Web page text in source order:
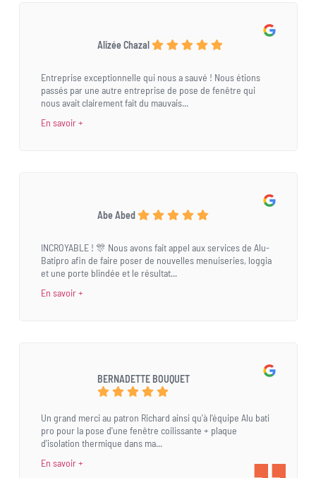
Alizée Chazal
Entreprise exceptionnelle qui nous a sauvé ! Nous étions
passés par une autre entreprise de pose de fenêtre qui
nous avait clairement fait du mauvais...
En savoir +
Abe Abed
INCROYABLE ! 🎊 Nous avons fait appel aux services de Alu-
Batipro afin de faire poser de nouvelles menuiseries, loggia
et une porte blindée et le résultat...
En savoir +
BERNADETTE BOUQUET
Un grand merci au patron Richard ainsi qu'à l'équipe Alu bati
pro pour la pose d'une fenêtre coilissante + plaque
d'isolation thermique dans ma...
En savoir +